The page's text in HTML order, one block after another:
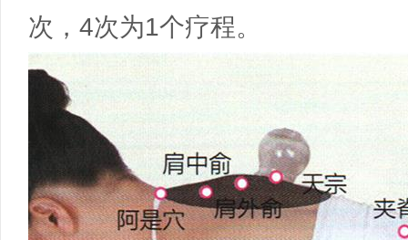
次，4次为1个疗程。